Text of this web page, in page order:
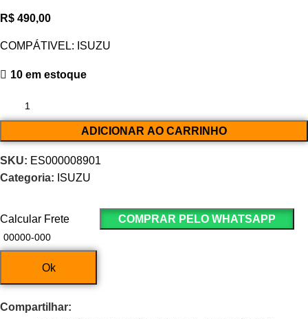
R$ 490,00
COMPÁTIVEL: ISUZU
10 em estoque
ADICIONAR AO CARRINHO
SKU: ES000008901
Categoria: ISUZU
Calcular Frete
Ok
COMPRAR PELO WHATSAPP
Compartilhar: